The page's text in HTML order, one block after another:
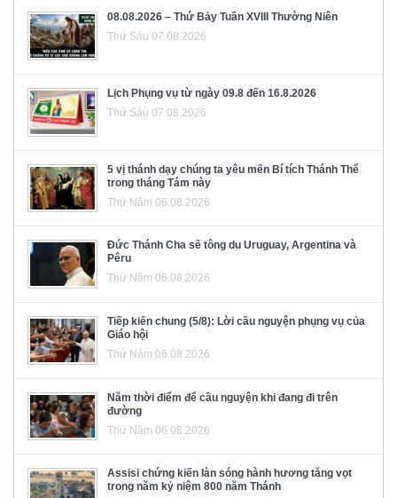
08.08.2026 – Thứ Bảy Tuần XVIII Thường Niên
Thứ Sáu 07.08.2026
Lịch Phụng vụ từ ngày 09.8 đến 16.8.2026
Thứ Sáu 07.08.2026
5 vị thánh dạy chúng ta yêu mến Bí tích Thánh Thể
trong tháng Tám này
Thứ Năm 06.08.2026
Đức Thánh Cha sẽ tông du Uruguay, Argentina và
Pêru
Thứ Năm 06.08.2026
Tiếp kiến chung (5/8): Lời cầu nguyện phụng vụ của
Giáo hội
Thứ Năm 06.08.2026
Năm thời điểm để cầu nguyện khi đang đi trên
đường
Thứ Năm 06.08.2026
Assisi chứng kiến làn sóng hành hương tăng vọt
trong năm kỷ niệm 800 năm Thánh